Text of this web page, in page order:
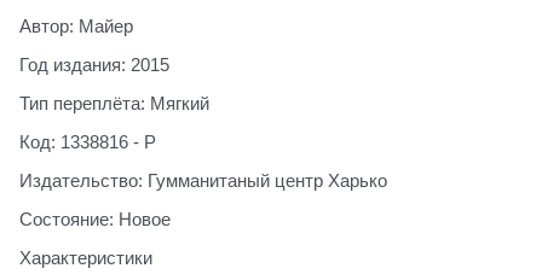
Автор: Майер
Год издания: 2015
Тип переплёта: Мягкий
Код: 1338816 - Р
Издательство: Гумманитаный центр Харько
Состояние: Новое
Характеристики